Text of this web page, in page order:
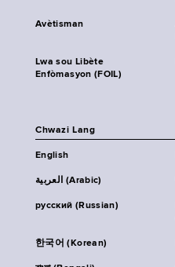
Avètisman
Lwa sou Libète
Enfòmasyon (FOIL)
Chwazi Lang
English
العربية (Arabic)
русский (Russian)
한국어 (Korean)